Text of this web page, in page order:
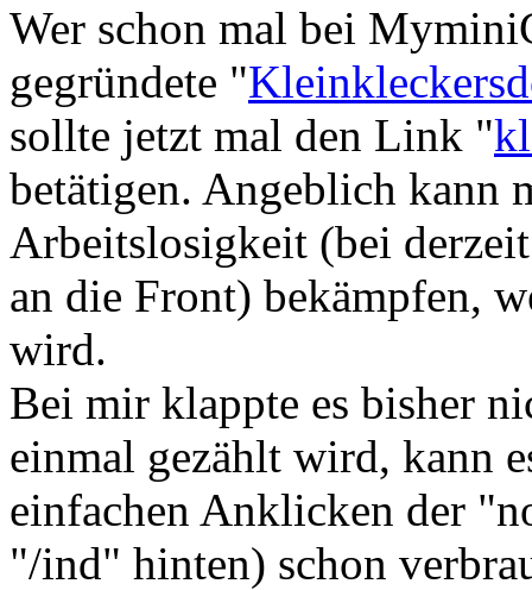
Wer schon mal bei
gegründete "
sollte jetzt mal den Link "
betätigen. Angeblich kann
Arbeitslosigkeit (bei
an die Front) bekämpfen,
wird.
Bei mir klappte es bisher
einmal gezählt wird, kann
einfachen Anklicken der
"/ind" hinten) schon